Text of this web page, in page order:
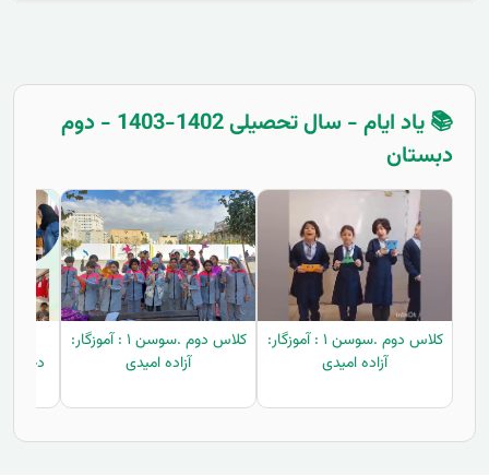
📚 یاد ایام - سال تحصیلی 1402-1403 - دوم
دبستان
کلاس دوم .سوسن ۱ : آموزگار:
آزاده امیدی
کلاس دوم .سوسن ۱ : آموزگار:
آزاده امیدی